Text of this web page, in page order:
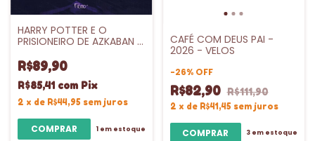
HARRY POTTER E O
PRISIONEIRO DE AZKABAN -
R$89,90
R$85,41 com Pix
2 x de R$44,95 sem juros
1em estoque
CAFÉ COM DEUS PAI -
2026 - VELOS
-26% OFF
R$82,90 R$111,90
2 x de R$41,45 sem juros
3 em estoque